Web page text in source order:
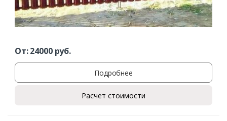
От:24000руб.
Подробнее
Расчет стоимости